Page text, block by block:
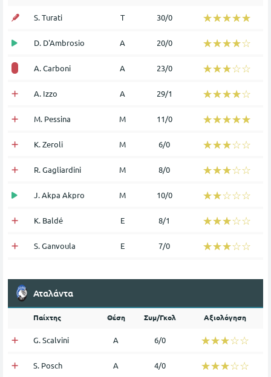
S. Turati Τ 30/0 ☆☆☆☆☆
★★★★★
D. D'Ambrosio Α 20/0 ☆☆☆☆☆
★★★★★
A. Carboni Α 23/0 ☆☆☆☆☆
★★★★★
A. Izzo Α 29/1 ☆☆☆☆☆
★★★★★
M. Pessina Μ 11/0 ☆☆☆☆☆
★★★★★
K. Zeroli Μ 6/0 ☆☆☆☆☆
★★★★★
R. Gagliardini Μ 8/0 ☆☆☆☆☆
★★★★★
J. Akpa Akpro Μ 10/0 ☆☆☆☆☆
★★★★★
K. Baldé Ε 8/1 ☆☆☆☆☆
★★★★★
S. Ganvoula Ε 7/0 ☆☆☆☆☆
★★★★★
Αταλάντα
Παίχτης Θέση Συμ/Γκολ Αξιολόγηση
G. Scalvini Α 6/0 ☆☆☆☆☆
★★★★★
S. Posch Α 4/0 ☆☆☆☆☆
★★★★★